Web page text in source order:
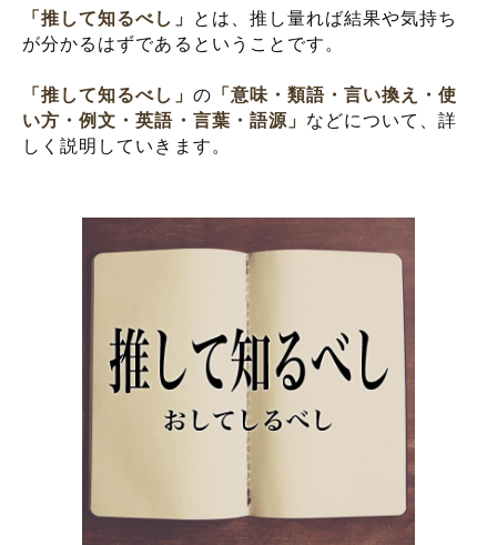
「推して知るべし」
とは、推し量れば結果や気持ち
が分かるはずであるということです。
「推して知るべし」 の 「意味・類語・言い換え・使
い方・例文・英語・言葉・語源」 などについて、詳
しく説明していきます。